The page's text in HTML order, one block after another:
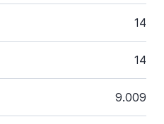
14
14
9.009